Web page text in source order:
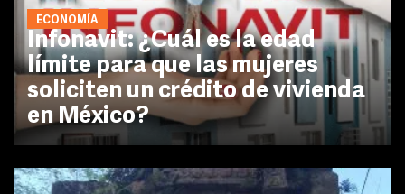
ECONOMÍA
Infonavit: ¿Cuál es la edad
límite para que las mujeres
soliciten un crédito de vivienda
en México?